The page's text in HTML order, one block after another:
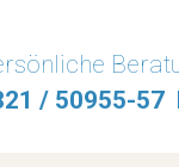
/ 50955-57